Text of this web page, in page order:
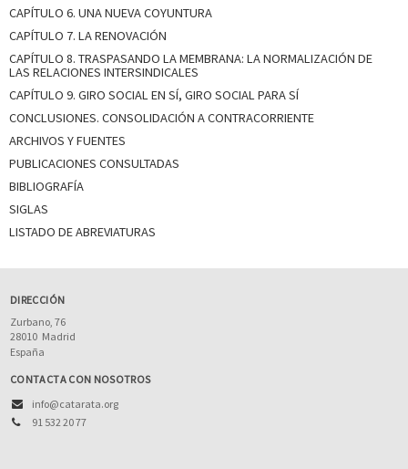
CAPÍTULO 6. UNA NUEVA COYUNTURA
CAPÍTULO 7. LA RENOVACIÓN
CAPÍTULO 8. TRASPASANDO LA MEMBRANA: LA NORMALIZACIÓN DE
LAS RELACIONES INTERSINDICALES
CAPÍTULO 9. GIRO SOCIAL EN SÍ, GIRO SOCIAL PARA SÍ
CONCLUSIONES. CONSOLIDACIÓN A CONTRACORRIENTE
ARCHIVOS Y FUENTES
PUBLICACIONES CONSULTADAS
BIBLIOGRAFÍA
SIGLAS
LISTADO DE ABREVIATURAS
DIRECCIÓN
Zurbano, 76
28010 Madrid
España
CONTACTA CON NOSOTROS
info@catarata.org
91 532 20 77